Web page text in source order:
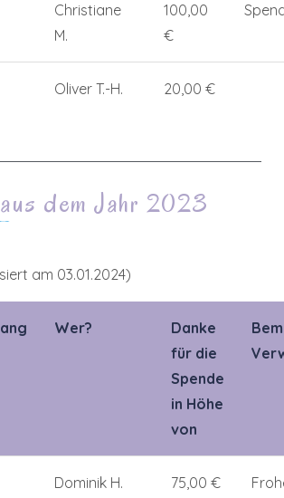
Christiane
M.
100,00
€
Oliver T.-H. 20,00 €
dem Jahr 2023
am 03.01.2024)
Wer?
Danke
für die
Spende
in Höhe
von
Dominik H.
75,00 €